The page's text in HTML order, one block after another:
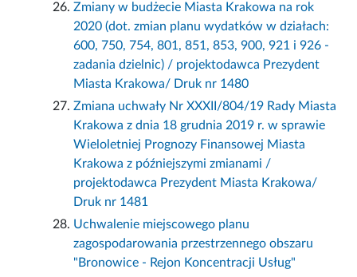
Zmiany w budżecie Miasta Krakowa na rok
2020 (dot. zmian planu wydatków w działach:
600, 750, 754, 801, 851, 853, 900, 921 i 926 -
zadania dzielnic) / projektodawca Prezydent
Miasta Krakowa/ Druk nr 1480
Zmiana uchwały Nr XXXII/804/19 Rady Miasta
Krakowa z dnia 18 grudnia 2019 r. w sprawie
Wieloletniej Prognozy Finansowej Miasta
Krakowa z późniejszymi zmianami /
projektodawca Prezydent Miasta Krakowa/
Druk nr 1481
Uchwalenie miejscowego planu
zagospodarowania przestrzennego obszaru
"Bronowice - Rejon Koncentracji Usług"